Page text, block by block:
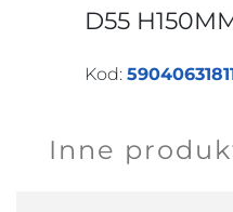
D55
Kod:
Inne